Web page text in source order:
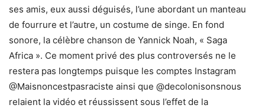
ses amis, eux aussi déguisés, l’une abordant un manteau
de fourrure et l’autre, un costume de singe. En fond
sonore, la célèbre chanson de Yannick Noah, « Saga
Africa ». Ce moment privé des plus controversés ne le
restera pas longtemps puisque les comptes Instagram
@Maisnoncestpasraciste ainsi que @decolonisonsnous
relaient la vidéo et réussissent sous l’effet de la